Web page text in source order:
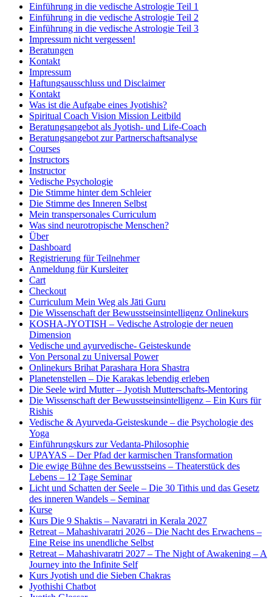
Einführung in die vedische Astrologie Teil 1
Einführung in die vedische Astrologie Teil 2
Einführung in die vedische Astrologie Teil 3
Impressum nicht vergessen!
Beratungen
Kontakt
Impressum
Haftungsausschluss und Disclaimer
Kontakt
Was ist die Aufgabe eines Jyotishis?
Spiritual Coach Vision Mission Leitbild
Beratungsangebot als Jyotish- und Life-Coach
Beratungsangebot zur Partnerschaftsanalyse
Courses
Instructors
Instructor
Vedische Psychologie
Die Stimme hinter dem Schleier
Die Stimme des Inneren Selbst
Mein transpersonales Curriculum
Was sind neurotropische Menschen?
Über
Dashboard
Registrierung für Teilnehmer
Anmeldung für Kursleiter
Cart
Checkout
Curriculum Mein Weg als Jāti Guru
Die Wissenschaft der Bewusstseinsintelligenz Onlinekurs
KOSHA-JYOTISH – Vedische Astrologie der neuen
Dimension
Vedische und ayurvedische- Geisteskunde
Von Personal zu Universal Power
Onlinekurs Brihat Parashara Hora Shastra
Planetenstellen – Die Karakas lebendig erleben
Die Seele wird Mutter – Jyotish Mutterschafts-Mentoring
Die Wissenschaft der Bewusstseinsintelligenz – Ein Kurs für
Rishis
Vedische & Ayurveda-Geisteskunde – die Psychologie des
Yoga
Einführungskurs zur Vedanta-Philosophie
UPAYAS – Der Pfad der karmischen Transformation
Die ewige Bühne des Bewusstseins – Theaterstück des
Lebens – 12 Tage Seminar
Licht und Schatten der Seele – Die 30 Tithis und das Gesetz
des inneren Wandels – Seminar
Kurse
Kurs Die 9 Shaktis – Navaratri in Kerala 2027
Retreat – Mahashivaratri 2026 – Die Nacht des Erwachens –
Eine Reise ins unendliche Selbst
Retreat – Mahashivaratri 2027 – The Night of Awakening – A
Journey into the Infinite Self
Kurs Jyotish und die Sieben Chakras
Jyothishi Chatbot